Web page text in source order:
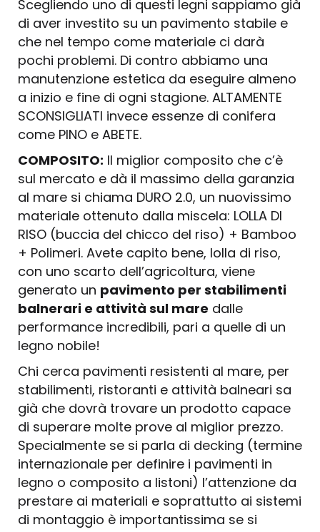
Scegliendo uno di questi legni sappiamo già
di aver investito su un pavimento stabile e
che nel tempo come materiale ci darà
pochi problemi. Di contro abbiamo una
manutenzione estetica da eseguire almeno
a inizio e fine di ogni stagione. ALTAMENTE
SCONSIGLIATI invece essenze di conifera
come PINO e ABETE.
COMPOSITO: Il miglior composito che c’è
sul mercato e dà il massimo della garanzia
al mare si chiama DURO 2.0, un nuovissimo
materiale ottenuto dalla miscela: LOLLA DI
RISO (buccia del chicco del riso) + Bamboo
+ Polimeri. Avete capito bene, lolla di riso,
con uno scarto dell’agricoltura, viene
generato un pavimento per stabilimenti
balnerari e attività sul mare dalle
performance incredibili, pari a quelle di un
legno nobile!
Chi cerca pavimenti resistenti al mare, per
stabilimenti, ristoranti e attività balneari sa
già che dovrà trovare un prodotto capace
di superare molte prove al miglior prezzo.
Specialmente se si parla di decking (termine
internazionale per definire i pavimenti in
legno o composito a listoni) l’attenzione da
prestare ai materiali e soprattutto ai sistemi
di montaggio è importantissima se si